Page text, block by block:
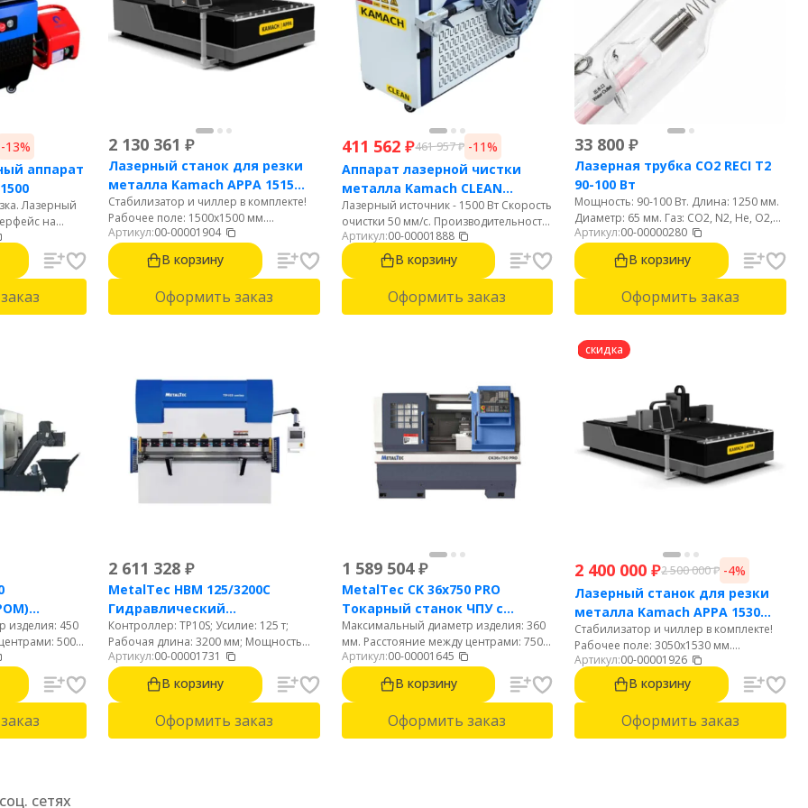
-13%
аппарат
Лазерный
на
2 130 361 ₽
Лазерный станок для резки
металла Kamach APPA 1515
(1500 Вт)
Стабилизатор и чиллер в комплекте!
Рабочее поле: 1500х1500 мм.
Мощность: 1500 Вт. Источник: Raycus.
Автофокус. Резка стали до 12 мм.
Нержавейки до 6 мм. Алюминий до 4
мм.
Артикул:00-00001904
В корзину
Оформить заказ
411 562 ₽461 957₽ -11%
Аппарат лазерной чистки
металла Kamach CLEAN
1500BW
Лазерный источник - 1500 Вт Скорость
очистки 50 мм/с. Производительность
до 15м2/час. Интерфейс на русском
языке. Легкий удобный пистолет 700
грамм.
Артикул:00-00001888
В корзину
Оформить заказ
33 800 ₽
Лазерная трубка CO2 RECI T2
90-100 Вт
Мощность: 90-100 Вт. Длина: 1250 мм.
Диаметр: 65 мм. Газ: CO2, N2, He, O2,
H2, XE. Срок службы: 8000 часов.
Артикул:00-00000280
В корзину
Оформить заказ
ЧПУ с
изделия: 450
500
над
отверстия
позиционная
голова.
2 611 328 ₽
MetalTec HBM 125/3200C
Гидравлический
листогибочный пресс с
контроллером TP10S
Контроллер: TP10S; Усилие: 125 т;
Рабочая длина: 3200 мм; Мощность
двигателя: 7,5 кВт; Рабочая скорость:
8,5 м/мин; Вес: 6300 кг
Артикул:00-00001731
В корзину
Оформить заказ
1 589 504 ₽
MetalTec CK 36x750 PRO
Токарный станок ЧПУ с
горизонтальной станиной
Максимальный диаметр изделия: 360
мм. Расстояние между центрами: 750
мм. Макс. диаметр обработки над
суппортом: 155 мм. Диаметр отверстия
шпинделя: 60 мм. 6-ти позиционная
револьверная голова.
Артикул:00-00001645
В корзину
Оформить заказ
скидка
2 400 000 ₽2 500 000₽ -4%
Лазерный станок для резки
металла Kamach APPA 1530
(3000 Вт)
Стабилизатор и чиллер в комплекте!
Рабочее поле: 3050х1530 мм.
Мощность: 3000 Вт. Источник: Raycus.
Автофокус. Резка стали до 22 мм.
Нержавейки до 10 мм. Алюминий до 8
мм.
Артикул:00-00001926
В корзину
Оформить заказ
сетях